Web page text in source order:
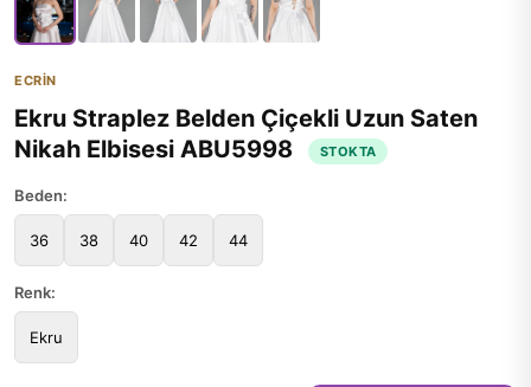
ECRİN
Ekru Straplez Belden Çiçekli Uzun Saten
Nikah Elbisesi ABU5998
STOKTA
Beden:
36 38 40 42 44
Renk:
Ekru